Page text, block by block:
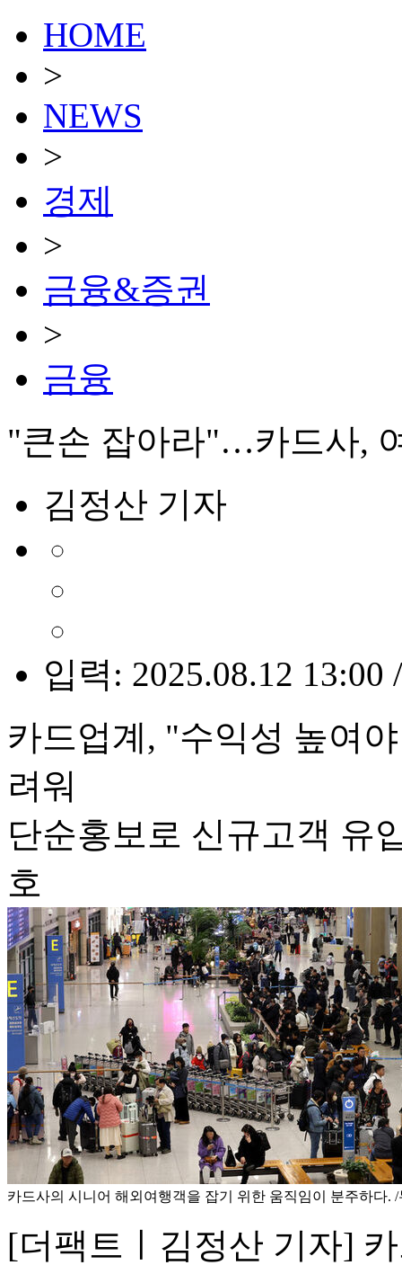
HOME
>
NEWS
>
경제
>
금융&증권
>
금융
"큰손 잡아라"…카드사,
김정산 기자
입력: 2025.08.12 13:00
카드업계, "수익성 높여
려워
단순홍보로 신규고객 유
호
카드사의 시니어 해외여행객을 잡기 위한 움직임이 분주하다.
[더팩트ㅣ김정산 기자]